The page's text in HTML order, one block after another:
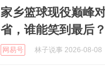
家乡篮球现役巅峰
省，谁能笑到最后？
网易号 林子说事 2026-08-08